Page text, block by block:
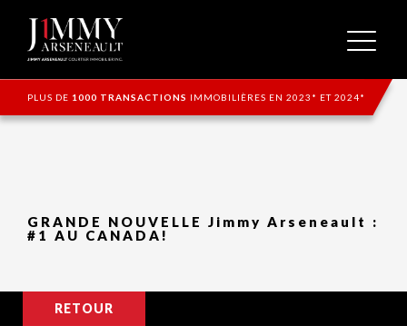
PLUS DE 1000 TRANSACTIONS IMMOBILIÈRES EN 2023* ET 2024*
GRANDE NOUVELLE Jimmy Arseneault :
#1 AU CANADA!
RETOUR